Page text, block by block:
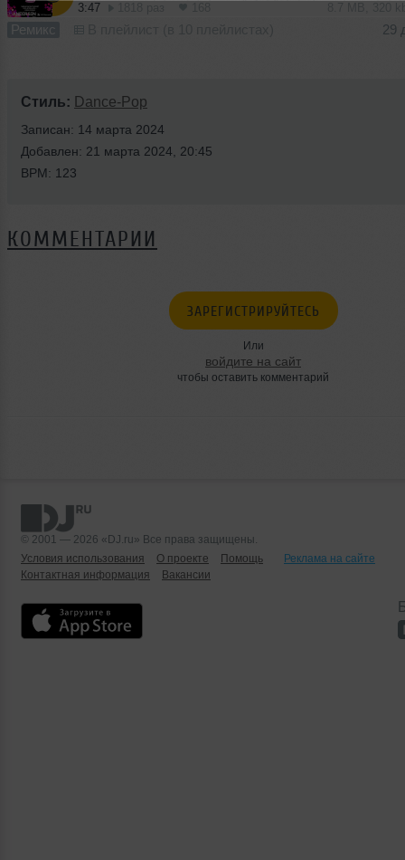
3:47
Ремикс 29
Стиль: Dance-Pop
Записан: 14 марта 2024
Добавлен: 21 марта 2024, 20:45
BPM: 123
КОММЕНТАРИИ
ЗАРЕГИСТРИРУЙТЕСЬ
Или
войдите на сайт
чтобы оставить комментарий
© 2001 — 2026 «DJ.ru» Все права защищены.
Условия использования
О проекте Помощь
Реклама на сайте
Контактная информация
Вакансии